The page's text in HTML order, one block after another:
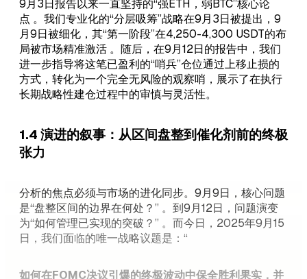
9月3日报告以来一直坚持的“强ETH，弱BTC”核心论
点 。我们专业化的“分层吸筹”战略在9月3日被提出，9
月9日被细化，其“第一阶段”在4,250-4,300 USDT的布
局被市场精准激活 。随后，在9月12日的报告中，我们
进一步指导将这笔已盈利的“哨兵”仓位通过上移止损的
方式，转化为一个完全无风险的观察哨，展示了在执行
长期战略性建仓过程中的审慎与灵活性。
1.4 演进的叙事：从区间盘整到催化剂前的终极
张力
分析的焦点必须与市场的进化同步。9月9日，核心问题
是“盘整区间的边界在何处？” 。到9月12日，问题演变
为“如何管理已实现的突破？” 。而今日，2025年9月15
日，我们面临的唯一战略议题是：“
如何在FOMC决议引爆的终极波动中保全胜利果实，并